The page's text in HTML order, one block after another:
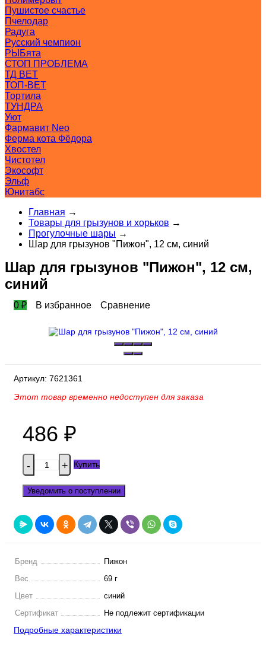
Пушистое счастье
Пчелодар
Радуга
Русский чемпион
РЫБята
СТОП ПРОБЛЕМА
ТД ВЕТ
ТОП-ВЕТ
Тортила
ТУНДРА
Уют
Фармавит Neo
Ферма кота Фёдора
Хвостел
Чистотел
Экософт
Эльф
Юнитабс
Главная →
Товары для грызунов и хорьков →
Прогулочные шары →
Шар для грызунов "Пижон", 12 см, синий
Шар для грызунов "Пижон", 12 см,
синий
0 ₽ В избранное Сравнение
Артикул: 7621361
Этот товар временно недоступен для заказа
486 ₽
- + Купить
Уведомить о поступлении
Бренд
Пижон
Вес
69 г
Цвет
синий
Сертификат
Не подлежит сертификации
Подробные характеристики